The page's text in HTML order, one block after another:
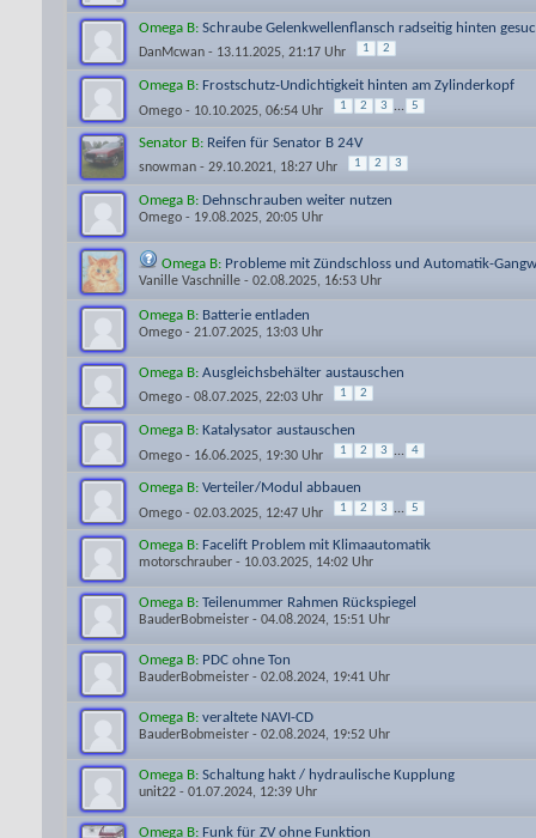
Omega B: Schraube Gelenkwellenflansch radseitig hinten
DanMcwan - 13.11.2025, 21:17 Uhr 1 2
Omega B: Frostschutz-Undichtigkeit hinten am Zylinderkopf
Omego - 10.10.2025, 06:54 Uhr 1 2 3 ... 5
Senator B: Reifen für Senator B 24V
snowman - 29.10.2021, 18:27 Uhr 1 2 3
Omega B: Dehnschrauben weiter nutzen
Omego - 19.08.2025, 20:05 Uhr
Omega B: Probleme mit Zündschloss und Automatik-
Vanille Vaschnille - 02.08.2025, 16:53 Uhr
Omega B: Batterie entladen
Omego - 21.07.2025, 13:03 Uhr
Omega B: Ausgleichsbehälter austauschen
Omego - 08.07.2025, 22:03 Uhr 1 2
Omega B: Katalysator austauschen
Omego - 16.06.2025, 19:30 Uhr 1 2 3 ... 4
Omega B: Verteiler/Modul abbauen
Omego - 02.03.2025, 12:47 Uhr 1 2 3 ... 5
Omega B: Facelift Problem mit Klimaautomatik
motorschrauber - 10.03.2025, 14:02 Uhr
Omega B: Teilenummer Rahmen Rückspiegel
BauderBobmeister - 04.08.2024, 15:51 Uhr
Omega B: PDC ohne Ton
BauderBobmeister - 02.08.2024, 19:41 Uhr
Omega B: veraltete NAVI-CD
BauderBobmeister - 02.08.2024, 19:52 Uhr
Omega B: Schaltung hakt / hydraulische Kupplung
unit22 - 01.07.2024, 12:39 Uhr
Omega B: Funk für ZV ohne Funktion